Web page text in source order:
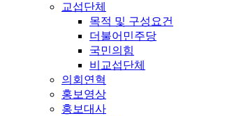
교섭단체
목적 및 구성요건
더불어민주당
국민의힘
비교섭단체
의회연혁
홍보영상
홍보대사